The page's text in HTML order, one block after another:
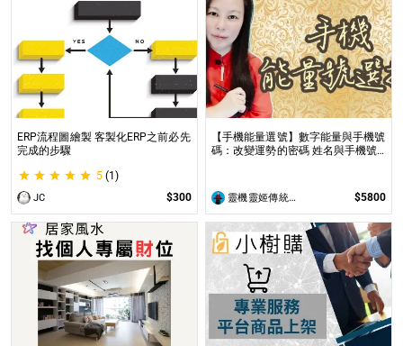
ERP流程圖繪製 客製化ERP之前必先
完成的步驟
5 (1)
JC $300
【手機能量選號】數字能量與手機號
碼：改變運勢的密碼 姓名與手機號
靈機靈姬傳統文化學院 $5800